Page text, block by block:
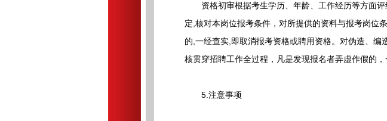
资格初审根据考生学历、年龄、工作经历等方面评
定,核对本岗位报考条件，对所提供的资料与报考岗位
的,一经查实,即取消报考资格或聘用资格。对伪造、
核贯穿招聘工作全过程，凡是发现报名者弄虚作假的，
5.注意事项